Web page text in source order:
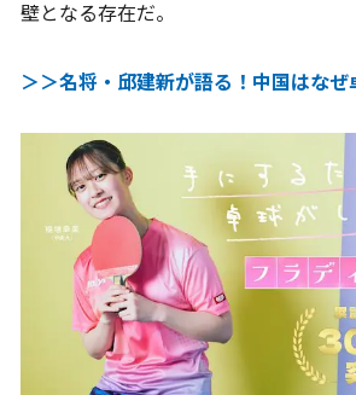
壁となる存在だ。
＞＞名将・邱建新が語る！中国はなぜ